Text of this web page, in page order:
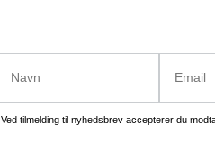
Ved tilmelding til nyhedsbrev accepterer du